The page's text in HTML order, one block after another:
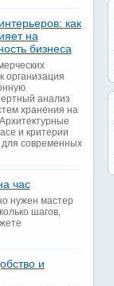
как
на
бизнеса
организация
анализ
хранения на
и критерии
современных
час
нужен мастер
шагов,
и